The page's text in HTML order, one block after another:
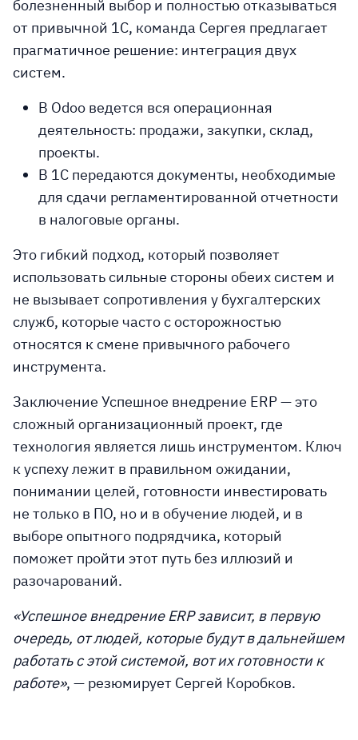
болезненный выбор и полностью отказываться
от привычной 1С, команда Сергея предлагает
прагматичное решение: интеграция двух
систем.
В Odoo ведется вся операционная
деятельность: продажи, закупки, склад,
проекты.
В 1С передаются документы, необходимые
для сдачи регламентированной отчетности
в налоговые органы.
Это гибкий подход, который позволяет
использовать сильные стороны обеих систем и
не вызывает сопротивления у бухгалтерских
служб, которые часто с осторожностью
относятся к смене привычного рабочего
инструмента.
Заключение Успешное внедрение ERP — это
сложный организационный проект, где
технология является лишь инструментом. Ключ
к успеху лежит в правильном ожидании,
понимании целей, готовности инвестировать
не только в ПО, но и в обучение людей, и в
выборе опытного подрядчика, который
поможет пройти этот путь без иллюзий и
разочарований.
«Успешное внедрение ERP зависит, в первую
очередь, от людей, которые будут в дальнейшем
работать с этой системой, вот их готовности к
работе», — резюмирует Сергей Коробков.